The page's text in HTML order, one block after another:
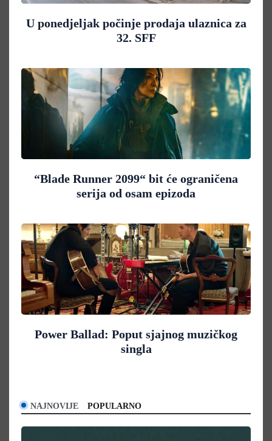
U ponedjeljak počinje prodaja ulaznica za
32. SFF
“Blade Runner 2099“ bit će ograničena
serija od osam epizoda
Power Ballad: Poput sjajnog muzičkog
singla
NAJNOVIJE POPULARNO